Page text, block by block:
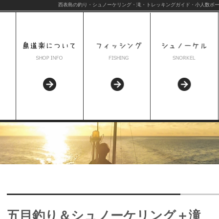
西表島の釣り・シュノーケリング・滝・トレッキングガイド・小人数ボ
五目釣り＆シュノーケリング＋滝